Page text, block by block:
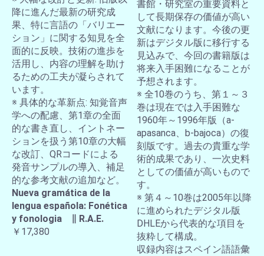
降に進んだ最新の研究成
果、特に言語の「バリエー
ション」に関する知見を全
面的に反映。技術の進歩を
活用し、内容の理解を助け
るための工夫が凝らされて
います。
※ 具体的な革新点: 知覚音声
学への配慮、第1章の全面
的な書き直し、イントネー
ションを扱う第10章の大幅
な改訂、QRコードによる
発音サンプルの導入、補足
的な参考文献の追加など。
Nueva gramática de la
lengua española: Fonética
y fonologia ∥ R.A.E.
￥17,380
書館・研究室の重要資料と
して長期保存の価値が高い
文献になります。今後の更
新はデジタル版に移行する
見込みで、今回の書籍版は
将来入手困難になることが
予想されます。
※ 全10巻のうち、第１～３
巻は現在では入手困難な
1960年～1996年版（a-
apasanca、b-bajoca）の復
刻版です。過去の貴重な学
術的成果であり、一次史料
としての価値が高いもので
す。
※ 第４～10巻は2005年以降
に進められたデジタル版
DHLEから代表的な項目を
抜粋して構成。
収録内容はスペイン語語彙